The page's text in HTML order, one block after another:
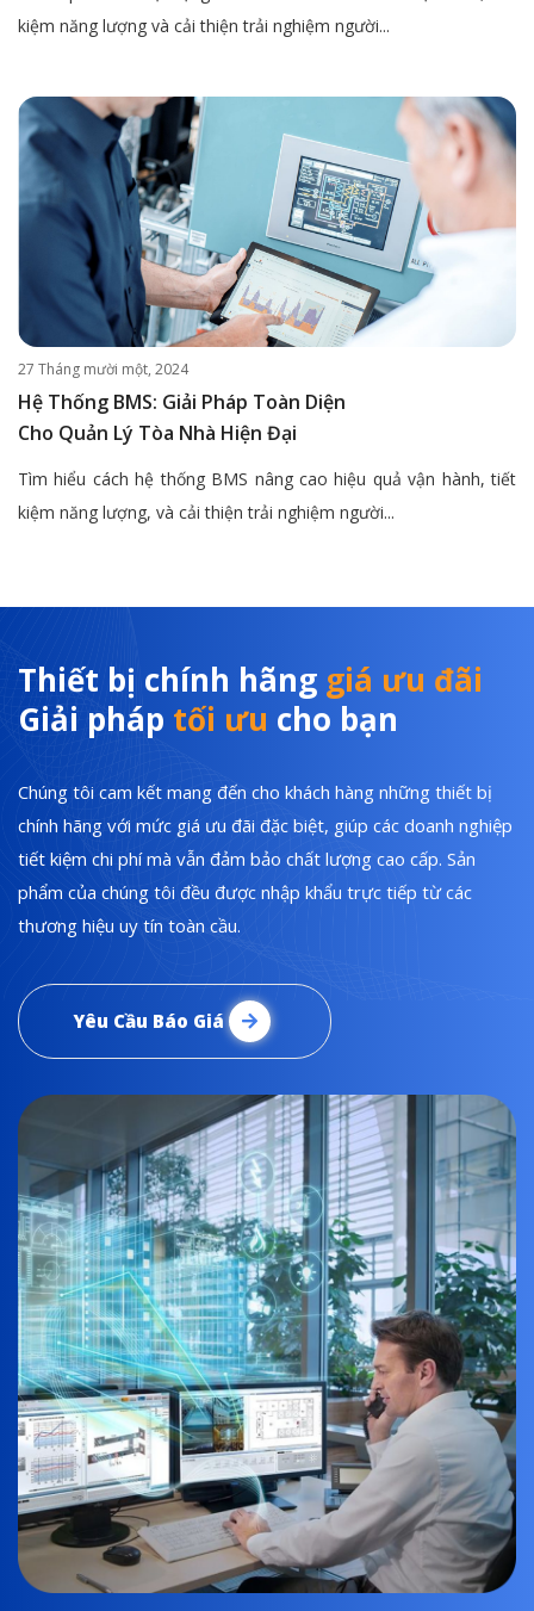
kiệm năng lượng và cải thiện trải nghiệm người...
27 Tháng mười một, 2024
Hệ Thống BMS: Giải Pháp Toàn Diện
Cho Quản Lý Tòa Nhà Hiện Đại
Tìm hiểu cách hệ thống BMS nâng cao hiệu quả vận hành, tiết
kiệm năng lượng, và cải thiện trải nghiệm người...
Thiết bị chính hãng giá ưu đãi
Giải pháp tối ưu cho bạn
Chúng tôi cam kết mang đến cho khách hàng những thiết bị
chính hãng với mức giá ưu đãi đặc biệt, giúp các doanh nghiệp
tiết kiệm chi phí mà vẫn đảm bảo chất lượng cao cấp. Sản
phẩm của chúng tôi đều được nhập khẩu trực tiếp từ các
thương hiệu uy tín toàn cầu.
Yêu Cầu Báo Giá